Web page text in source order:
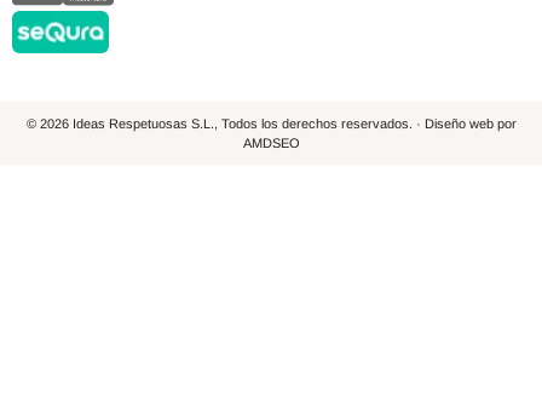
© 2026 Ideas Respetuosas S.L., Todos los derechos reservados. · Diseño web por
AMDSEO